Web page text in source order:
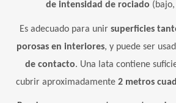
de intensidad de rociado
Es adecuado para unir superficies
porosas en interiores, y puede ser
de contacto. Una lata contiene
cubrir aproximadamente 2 metros